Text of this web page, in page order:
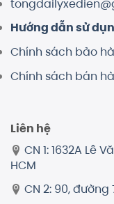
Hướng dẫn sử
Chính sách bảo
Chính sách bán
Liên hệ
CN 1: 1632A Lê
HCM
CN 2: 90, đường